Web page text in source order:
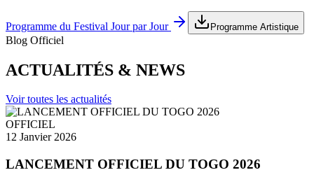
Programme du Festival Jour par Jour Programme Artistique
Blog Officiel
ACTUALITÉS & NEWS
Voir toutes les actualités
OFFICIEL
12 Janvier 2026
LANCEMENT OFFICIEL DU TOGO 2026